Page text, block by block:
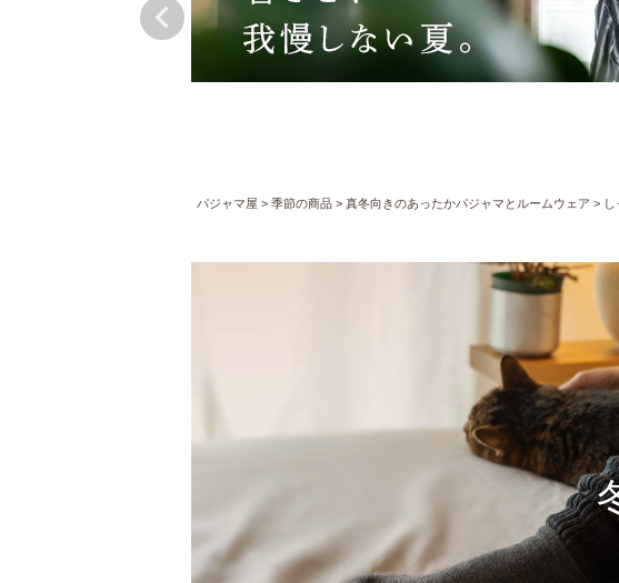
パジャマ屋 季節の商品 真冬向きのあったかパジャマとルームウェア